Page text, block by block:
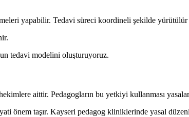
yapabilir. Tedavi süreci koordineli şekilde yürütülür
tedavi modelini oluşturuyoruz.
aittir. Pedagogların bu yetkiyi kullanması
önem taşır. Kayseri pedagog kliniklerinde yasal